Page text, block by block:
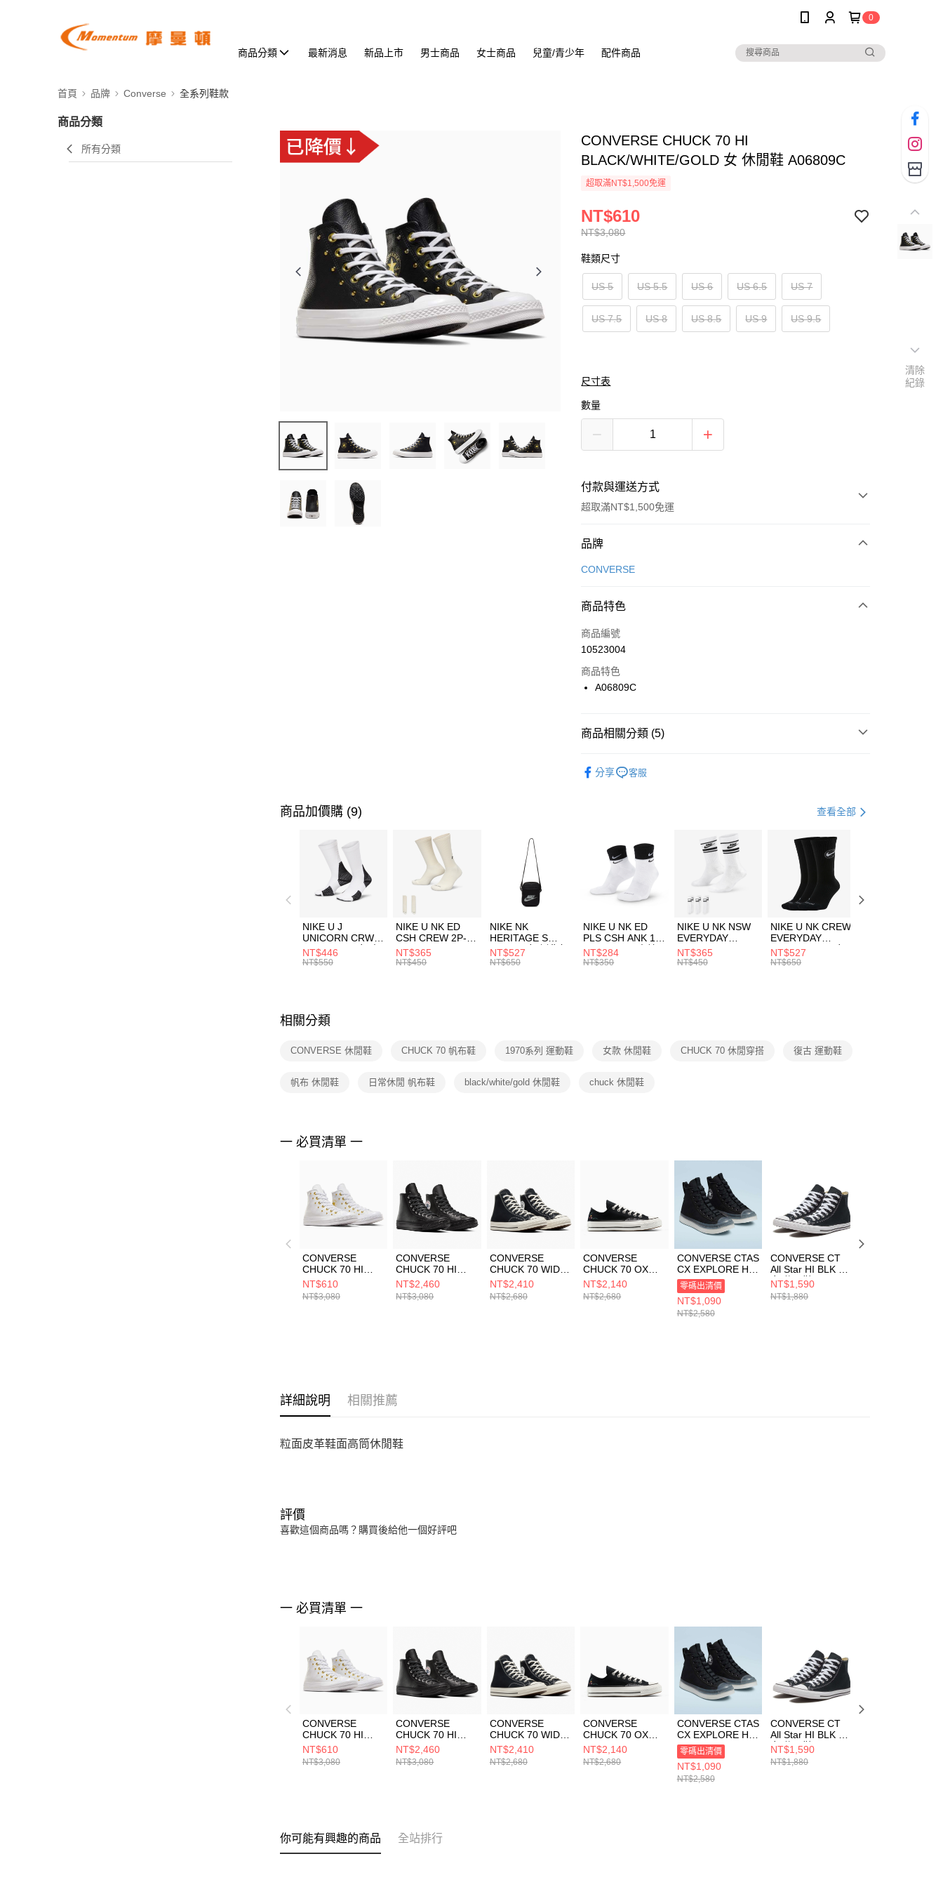
0
商品分類 最新消息 新品上市 男士商品 女士商品 兒童/青少年 配件商品
首頁 品牌 Converse 全系列鞋款
商品分類
所有分類
CONVERSE CHUCK 70 HI
BLACK/WHITE/GOLD 女 休閒鞋 A06809C
超取滿NT$1,500免運
NT$3,080
NT$610
鞋類尺寸
US 5 US 5.5 US 6 US 6.5 US 7
US 7.5 US 8 US 8.5 US 9 US 9.5
尺寸表
數量
付款與運送方式
超取滿NT$1,500免運
付款方式
信用卡一次付款
合作金庫商業銀行
華南商業銀行
上海商業儲蓄銀行
國泰世華商業銀行
聯邦商業銀行
台新國際商業銀行
LINE Pay
Apple Pay
【關於「AFTEE先享後付」】
３．安心：先確認商品／服務後，再付款。
【「AFTEE先享後付」結帳流程】
１．於結帳方式選擇「AFTEE先享後付」後，將跳轉至「AFTEE先享後
付」結帳頁面，進行簡訊認證並確認金額後，即可完成結帳。
２．訂單成立數日內，您將收到繳費通知簡訊。
３．收到繳費通知簡訊後14天內，點擊此簡訊中的連結，可透過四大超商
／ATM／網路銀行／等多元方式進行付款，方視為交易完成。
※ 請注意：結帳手續完成當下不需立刻繳費，但若您需要取消訂單，請聯
絡購買商品的店家。未經商家同意取消之訂單仍視為有效，需透過AFTEE
先享後付繳納相關費用。
１．透過由恩沛科技股份有限公司提供之「AFTEE先享後付」服務完成之
交易，需依本服務之必要範圍內提供個人資料，並將交易相關給付款項請
２．關於個人資料處理事宜，請瀏覽以下網址：
５．嚴禁一人註冊多個帳號或使用他人資訊註冊。若發現惡意使用之情
形，恩沛科技股份有限公司將有權停止該用戶之使用額度並採取法律行
動。
每筆NT$100，滿NT$1,500(含以上)免運費
每筆NT$100，滿NT$1,500(含以上)免運費
付款後門市自取
每筆NT$100，滿NT$1,500(含以上)免運費
品牌
CONVERSE
商品特色
商品編號
10523004
商品特色
A06809C
商品相關分類 (5)
限時降價專區⬇
分享 客服
商品加價購 (9) 查看全部
NIKE U J
UNICORN CRW
1PR -160 男女 中
統襪 FZ3393100
NT$446
NT$550
NIKE U NK ED
CSH CREW 2P-
144 EMBRDY 男
女 短統襪
NT$365
NT$450
NIKE NK
HERITAGE S
SMIT 男女 側背包
BA5871010
NT$527
NT$650
NIKE U NK ED
PLS CSH ANK 1P
144 DBL 男 中統
襪 DH4058104
NT$284
NT$350
NIKE U NK NSW
EVERYDAY
ESSENTIAL CR
男女 短統襪
NT$365
NT$450
NIKE U NK CREW
EVERYDAY
BBALL 3PR 男女
長統襪
NT$527
NT$650
相關分類
CONVERSE 休閒鞋 CHUCK 70 帆布鞋 1970系列 運動鞋 女款 休閒鞋 CHUCK 70 休閒穿搭 復古 運動鞋
帆布 休閒鞋 日常休閒 帆布鞋 black/white/gold 休閒鞋 chuck 休閒鞋
一 必買清單 一
CONVERSE
CHUCK 70 HI
WHITE/WHITE/G
OLD 女 休閒鞋
A06808C
NT$610
NT$3,080
CONVERSE
CHUCK 70 HI
BLACK/BLACK/W
HITE 男女 休閒鞋
A15169C
NT$2,460
NT$3,080
CONVERSE
CHUCK 70 WIDE
HI
BLACK/BLACK/E
GRET 男女 休閒鞋
NT$2,410
NT$2,680
CONVERSE
CHUCK 70 OX
BLACK/VINTAGE
WHITE 休閒鞋 男
女 黑色 A15549C
NT$2,140
NT$2,680
CONVERSE CTAS
CX EXPLORE HI
BLACK/BLACK/W
HITE 男女 休閒鞋
A02411C
零碼出清價
NT$1,090
NT$2,580
CONVERSE CT
All Star HI BLK 男
女 休閒鞋
M9160C
NT$1,590
NT$1,880
詳細說明 相關推薦
粒面皮革鞋面高筒休閒鞋
評價
喜歡這個商品嗎？購買後給他一個好評吧
一 必買清單 一
CONVERSE
CHUCK 70 HI
WHITE/WHITE/G
OLD 女 休閒鞋
A06808C
NT$610
NT$3,080
CONVERSE
CHUCK 70 HI
BLACK/BLACK/W
HITE 男女 休閒鞋
A15169C
NT$2,460
NT$3,080
CONVERSE
CHUCK 70 WIDE
HI
BLACK/BLACK/E
GRET 男女 休閒鞋
NT$2,410
NT$2,680
CONVERSE
CHUCK 70 OX
BLACK/VINTAGE
WHITE 休閒鞋 男
女 黑色 A15549C
NT$2,140
NT$2,680
CONVERSE CTAS
CX EXPLORE HI
BLACK/BLACK/W
HITE 男女 休閒鞋
A02411C
零碼出清價
NT$1,090
NT$2,580
CONVERSE CT
All Star HI BLK 男
女 休閒鞋
M9160C
NT$1,590
NT$1,880
你可能有興趣的商品 全站排行
清除
紀錄